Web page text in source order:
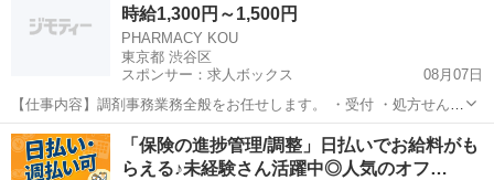
経験からだと不安で…」 「...時給1,300円～1,500円
PHARMACY KOU
東京都 渋谷区
スポンサー：求人ボックス
08月07日
【仕事内容】調剤事務業務全般をお任せします。 ・受付 ・処方せん入
力 ・レセプト請求 ・薬剤師の指示のもとでのピッキング など 未経
験・無資格の方も、先輩スタッフが一から丁寧にお教えしますので安
心してスタートできます。 【経験・資...
アルバイト・パート
「保険の進捗管理/調整」日払いでお給料がも
らえる♪未経験さん活躍中◎人気のオフ…